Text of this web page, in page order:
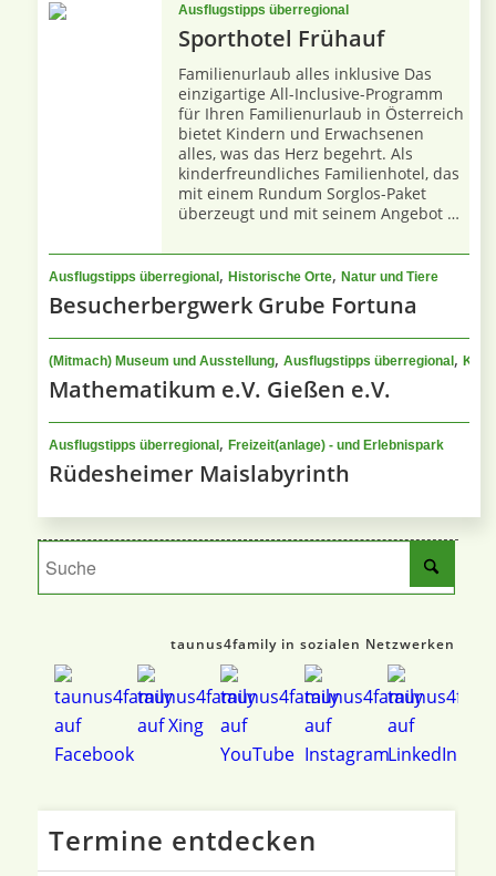
Ausflugstipps überregional
Sporthotel Frühauf
Familienurlaub alles inklusive Das
einzigartige All-Inclusive-Programm
für Ihren Familienurlaub in Österreich
bietet Kindern und Erwachsenen
alles, was das Herz begehrt. Als
kinderfreundliches Familienhotel, das
mit einem Rundum Sorglos-Paket
überzeugt und mit seinem Angebot …
Ausflugstipps überregional, Historische Orte, Natur und Tiere
Besucherbergwerk Grube Fortuna
(Mitmach) Museum und Ausstellung, Ausflugstipps überregional,
Mathematikum e.V. Gießen e.V.
Ausflugstipps überregional, Freizeit(anlage) - und Erlebnispark
Rüdesheimer Maislabyrinth
taunus4family in sozialen Netzwerken
Termine entdecken